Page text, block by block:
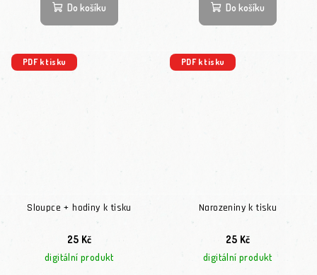
Do košíku Do košíku
PDF k tisku
Sloupce + hodiny k tisku
25 Kč
digitální produkt
PDF k tisku
Narozeniny k tisku
25 Kč
digitální produkt